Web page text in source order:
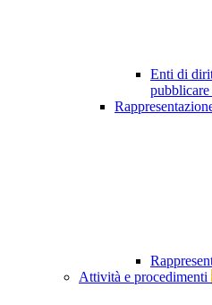
Enti di
Attività e procedimenti